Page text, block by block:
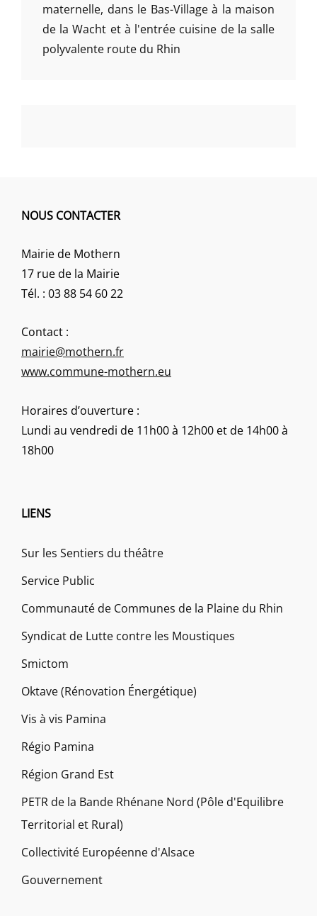
maternelle, dans le Bas-Village à la maison
de la Wacht et à l'entrée cuisine de la salle
polyvalente route du Rhin
NOUS CONTACTER
Mairie de Mothern
17 rue de la Mairie
Tél. : 03 88 54 60 22
Contact :
mairie@mothern.fr
www.commune-mothern.eu
Horaires d’ouverture :
Lundi au vendredi de 11h00 à 12h00 et de 14h00 à
18h00
LIENS
Sur les Sentiers du théâtre
Service Public
Communauté de Communes de la Plaine du Rhin
Syndicat de Lutte contre les Moustiques
Smictom
Oktave (Rénovation Énergétique)
Vis à vis Pamina
Régio Pamina
Région Grand Est
PETR de la Bande Rhénane Nord (Pôle d'Equilibre
Territorial et Rural)
Collectivité Européenne d'Alsace
Gouvernement